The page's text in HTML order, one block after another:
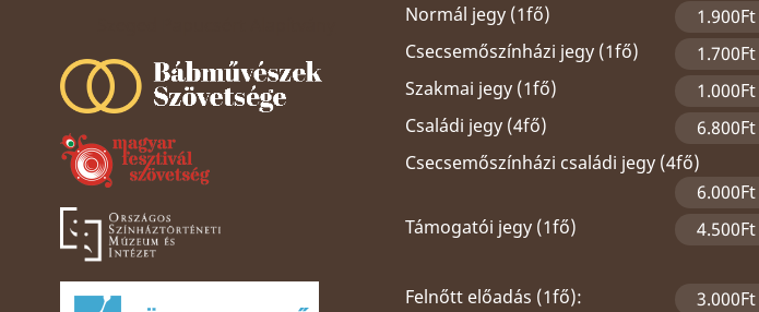
Normál jegy (1fő)
1.900Ft
Csecsemőszínházi jegy (1fő)
1.700Ft
Szakmai jegy (1fő)
1.000Ft
Családi jegy (4fő)
6.800Ft
Csecsemőszínházi családi jegy (4fő)
6.000Ft
Támogatói jegy (1fő)
4.500Ft
Felnőtt előadás (1fő):
3.000Ft